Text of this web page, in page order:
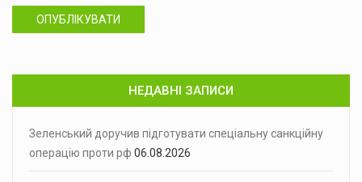
ОПУБЛІКУВАТИ
НЕДАВНІ ЗАПИСИ
Зеленський доручив підготувати спеціальну санкційну
операцію проти рф 06.08.2026